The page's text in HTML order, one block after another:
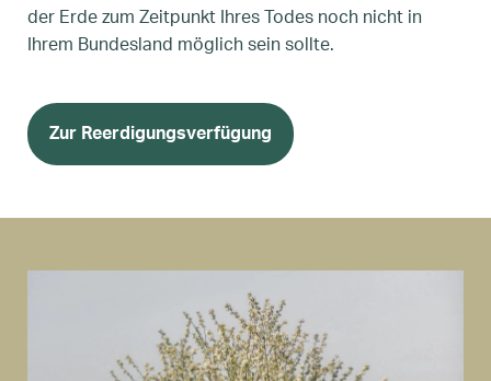
der Erde zum Zeitpunkt Ihres Todes noch nicht in
Ihrem Bundesland möglich sein sollte.
Zur Reerdigungsverfügung